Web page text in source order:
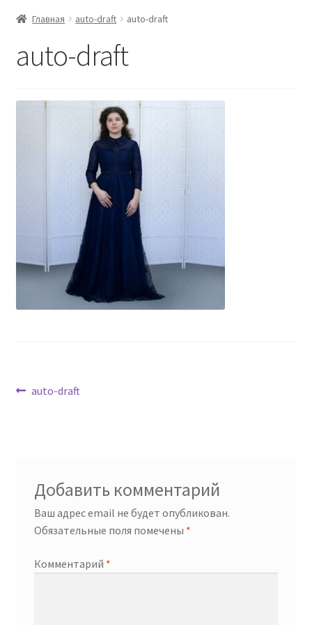
Главная auto-draft auto-draft
auto-draft
Навигация
Предыдущая
auto-draft
Добавить комментарий
Ваш адрес email не будет опубликован.
Обязательные поля помечены *
Комментарий *